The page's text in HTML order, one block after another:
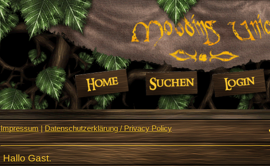
Impressum|Datenschutzerklärung / Privacy Policy
Hallo Gast.